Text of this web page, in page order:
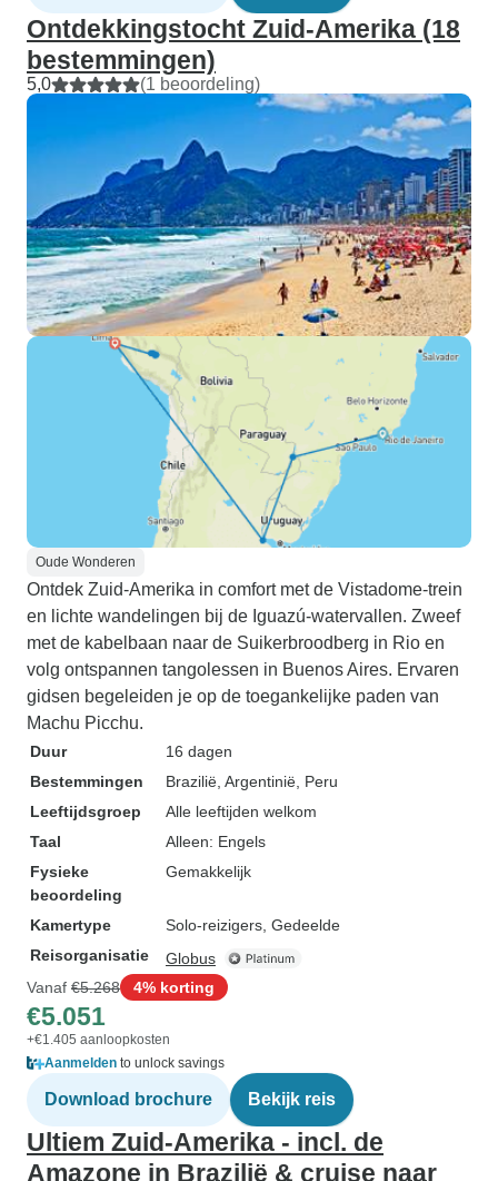
Ontdekkingstocht Zuid-Amerika (18
bestemmingen)
5,0 (1 beoordeling)
Oude Wonderen
Ontdek Zuid-Amerika in comfort met de Vistadome-trein
en lichte wandelingen bij de Iguazú-watervallen. Zweef
met de kabelbaan naar de Suikerbroodberg in Rio en
volg ontspannen tangolessen in Buenos Aires. Ervaren
gidsen begeleiden je op de toegankelijke paden van
Machu Picchu.
Duur
16 dagen
Bestemmingen
Brazilië , Argentinië , Peru
Leeftijdsgroep
Alle leeftijden welkom
Taal
Alleen: Engels
Fysieke
beoordeling
Gemakkelijk
Kamertype
Solo-reizigers, Gedeelde
Reisorganisatie
Globus
Vanaf €5.268 4% korting
€5.051
+€1.405 aanloopkosten
Aanmelden to unlock savings
Download brochure Bekijk reis
Ultiem Zuid-Amerika - incl. de
Amazone in Brazilië & cruise naar